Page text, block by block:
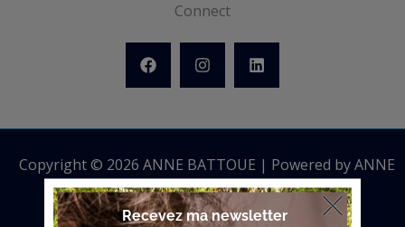
Connect
Copyright © 2026 ANNE BATTOUE | Powered by ANNE
BATTOUE